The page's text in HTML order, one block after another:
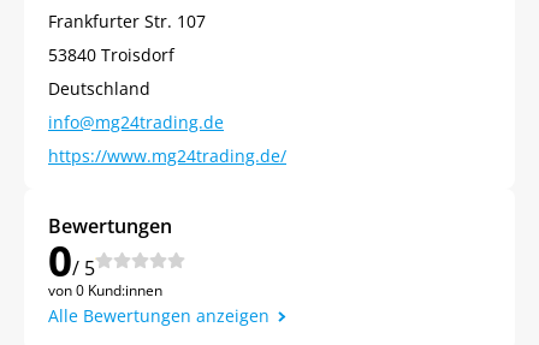
Frankfurter Str. 107
53840 Troisdorf
Deutschland
info@mg24trading.de
https://www.mg24trading.de/
Bewertungen
0/ 5
von 0 Kund:innen
Alle Bewertungen anzeigen